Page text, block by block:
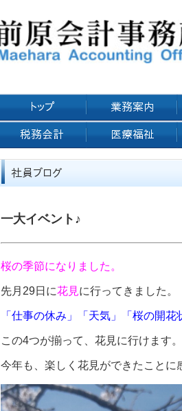
一大イベント♪
桜の季節になりました。
先月29日に花見に行ってきました。
「仕事の休み」「天気」「桜の開
この4つが揃って、花見に行けます。
今年も、楽しく花見ができたことに